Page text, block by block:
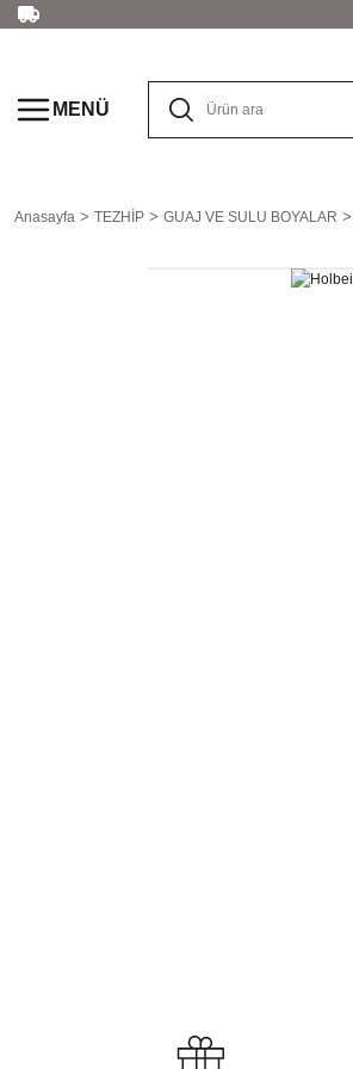
MENÜ
Anasayfa TEZHİP GUAJ VE SULU BOYALAR